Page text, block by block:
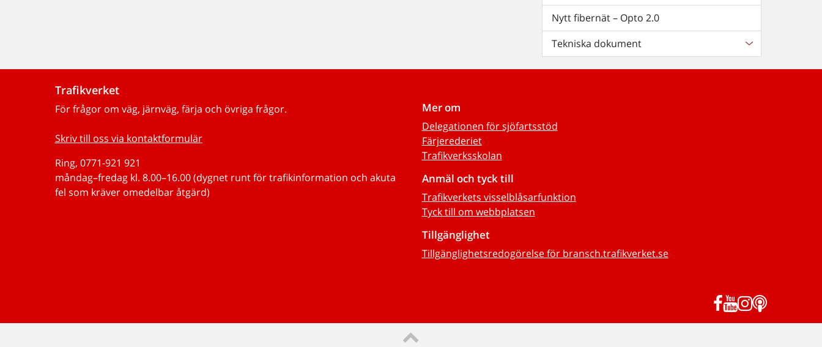
Nytt fibernät – Opto 2.0
Tekniska dokument
Trafikverket
För frågor om väg, järnväg, färja och övriga frågor.
Skriv till oss via kontaktformulär
Ring, 0771-921 921
måndag–fredag kl. 8.00–16.00 (dygnet runt för trafikinformation och akuta
fel som kräver omedelbar åtgärd)
Mer om
Delegationen för sjöfartsstöd
Färjerederiet
Trafikverksskolan
Anmäl och tyck till
Trafikverkets visselblåsarfunktion
Tyck till om webbplatsen
Tillgänglighet
Tillgänglighetsredogörelse för bransch.trafikverket.se
Facebook
YouTube
Instagram
Podd